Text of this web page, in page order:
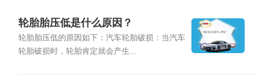
轮胎胎压低是什么原因？
轮胎胎压低的原因如下：汽车轮胎破损：当汽车
轮胎破损时，轮胎肯定就会产生...